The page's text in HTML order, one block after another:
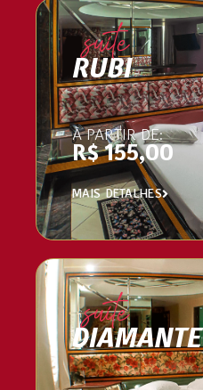
suíte
RUBI
À PARTIR DE:
R$ 155,00
MAIS DETALHES
suíte
DIAMANTE